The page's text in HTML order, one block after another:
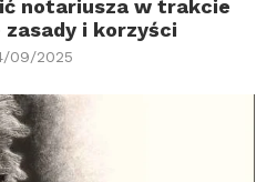
notariusza w trakcie
i korzyści
09/2025